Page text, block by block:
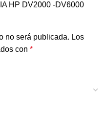
HP DV2000 -DV6000
no será publicada. Los
con *